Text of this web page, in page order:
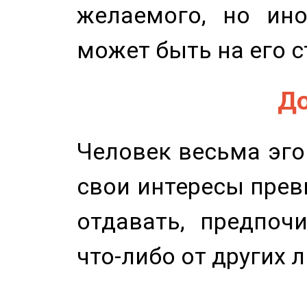
желаемого, но
может быть на его
Человек весьма
свои интересы
отдавать,
что-либо от других